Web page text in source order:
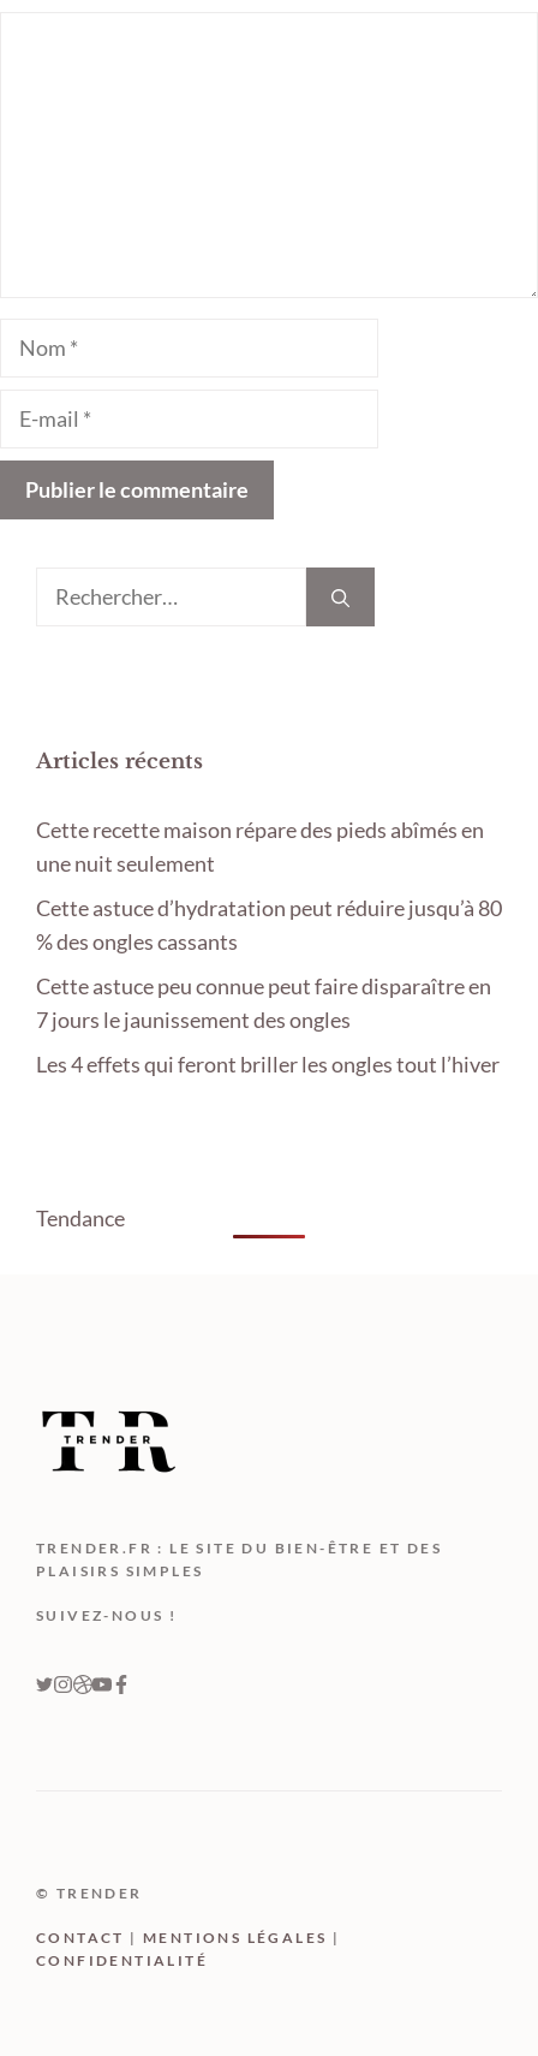
Nom
Rechercher :
Articles récents
Cette recette maison répare des pieds abîmés en
une nuit seulement
Cette astuce d’hydratation peut réduire jusqu’à 80
% des ongles cassants
Cette astuce peu connue peut faire disparaître en
7 jours le jaunissement des ongles
Les 4 effets qui feront briller les ongles tout l’hiver
Tendance
TRENDER.FR : LE SITE DU BIEN-ÊTRE ET DES
PLAISIRS SIMPLES
SUIVEZ-NOUS !
© TRENDER
CONTACT | MENTIONS LÉGALES |
CONFIDENTIALITÉ